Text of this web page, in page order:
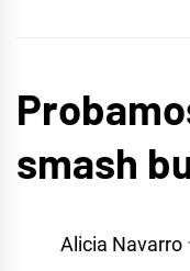
STYLE
smash
Alicia Navarro